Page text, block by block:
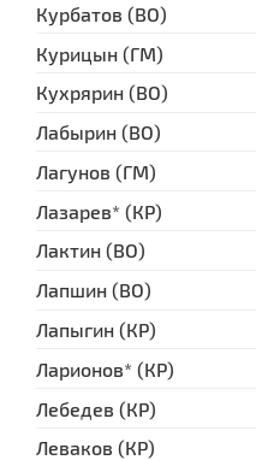
Курбатов (ВО)
Курицын (ГМ)
Кухрярин (ВО)
Лабырин (ВО)
Лагунов (ГМ)
Лазарев* (КР)
Лактин (ВО)
Лапшин (ВО)
Лапыгин (КР)
Ларионов* (КР)
Лебедев (КР)
Леваков (КР)